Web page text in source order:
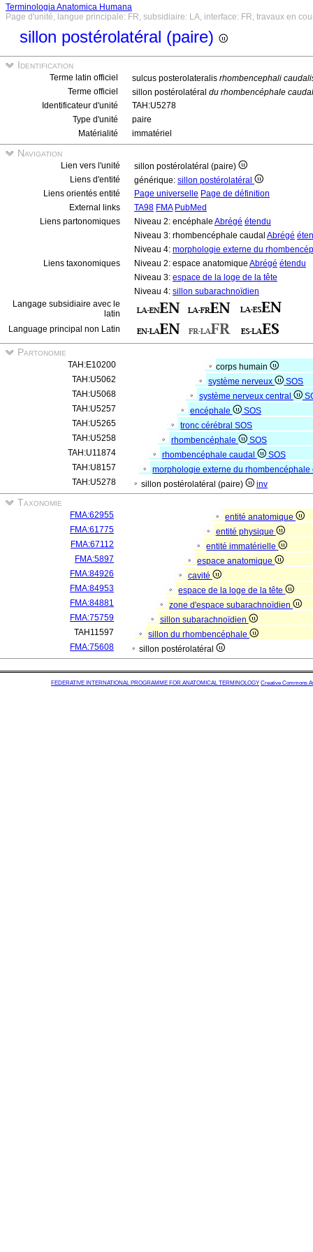
Terminologia Anatomica Humana
Page d'unité, langue principale: FR, subsidiaire: LA, interface: FR, travaux en
sillon postérolatéral (paire)
Identification
Terme latin officiel sulcus posterolateralis rhombencephali
Terme officiel
sillon postérolatéral du rhombencéphale caudal
Identificateur d'unité
TAH:U5278
Type d'unité
paire
Matérialité
immatériel
Navigation
Lien vers l'unité
sillon postérolatéral (paire)
Liens d'entité
générique: sillon postérolatéral
Liens orientés entité
Page universelle Page de définition
External links
TA98 FMA PubMed
Liens partonomiques
Niveau 2: encéphale Abrégé étendu
Niveau 3: rhombencéphale caudal Abrégé
Niveau 4: morphologie externe du
Liens taxonomiques
Niveau 2: espace anatomique Abrégé étendu
Niveau 3: espace de la loge de la tête
Niveau 4: sillon subarachnoïdien
Langage subsidiaire avec le
latin
Language principal non Latin
Partonomie
TAH:E10200
corps humain
TAH:U5062
système nerveux
SOS
TAH:U5068
système nerveux central
TAH:U5257
encéphale
SOS
TAH:U5265
tronc cérébralSOS
TAH:U5258
rhombencéphale
SOS
TAH:U11874
rhombencéphale caudal
SOS
TAH:U8157
morphologie externe du
TAH:U5278
sillon postérolatéral (paire) inv
Taxonomie
FMA:62955
entité anatomique
FMA:61775
entité physique
FMA:67112
entité immatérielle
FMA:5897
espace anatomique
FMA:84926
cavité
FMA:84953
espace de la loge de la tête
FMA:84881
zone d'espace subarachnoïdien
FMA:75759
sillon subarachnoïdien
TAH11597
sillon du rhombencéphale
FMA:75608
sillon postérolatéral
FEDERATIVE INTERNATIONAL PROGRAMME FOR ANATOMICAL TERMINOLOGY Creative Commons